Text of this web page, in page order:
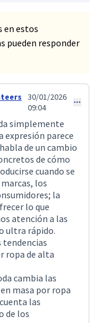
en estos
pueden responder
30/01/2026
09:04
simplemente
expresión parece
de un cambio
de cómo
cuando se
los
la
lo que
atención a las
ultra rápido.
tendencias
ropa de alta
cambia las
masa por ropa
las
de los